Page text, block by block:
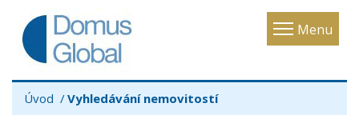
Menu
Toggle
Úvod Vyhledávání nemovitostí